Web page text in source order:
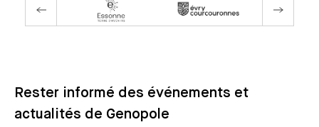
Rester informé des événements et
actualités de Genopole